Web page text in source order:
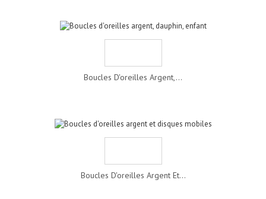
Boucles D'oreilles Argent,...
Boucles D'oreilles Argent Et...